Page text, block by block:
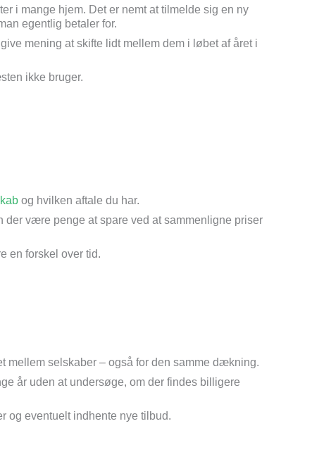
i mange hjem. Det er nemt at tilmelde sig en ny
egentlig betaler for.
mening at skifte lidt mellem dem i løbet af året i
ikke bruger.
og hvilken aftale du har.
der være penge at spare ved at sammenligne priser
en forskel over tid.
mellem selskaber – også for den samme dækning.
år uden at undersøge, om der findes billigere
og eventuelt indhente nye tilbud.